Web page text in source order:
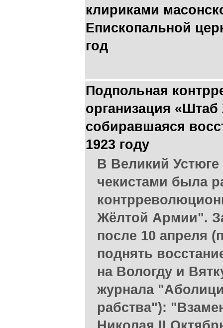
клириками
Епископальной
год
Подпольная
организация
собиравшаяся
1923 году
В Великий Устюге
чекистами была
Жёлтой Армии".
после 10 апреля
поднять
на Вологду и
журнала
рабства"):